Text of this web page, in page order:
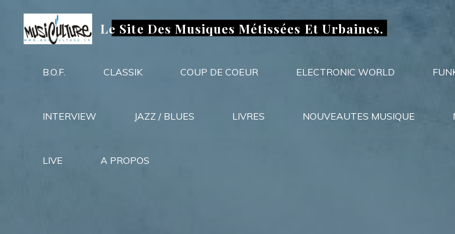
contenu
Le Site Des Musiques Métissées Et Urbaines.
B.O.F. CLASSIK COUP DE COEUR ELECTRONIC WORLD
INTERVIEW JAZZ / BLUES LIVRES NOUVEAUTES MUSIQUE
LIVE A PROPOS